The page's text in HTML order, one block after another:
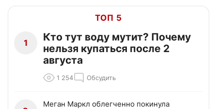
ТОП 5
1
Кто тут воду мутит? Почему
нельзя купаться после 2
августа
1 254 Обсудить
Меган Маркл облегченно покинула